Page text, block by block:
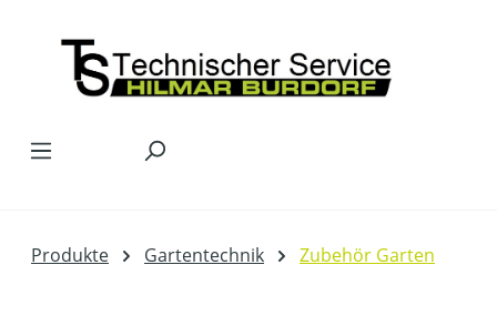
Produkte Gartentechnik Zubehör Garten